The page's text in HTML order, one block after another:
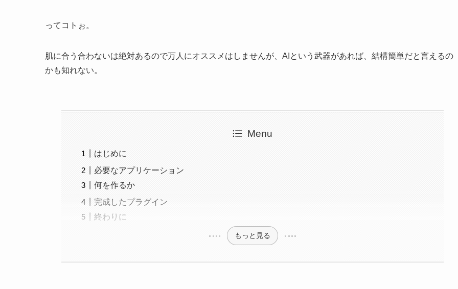
ってコトぉ。
肌に合う合わないは絶対あるので万人にオススメはしませんが、AIという武器があれば、結構簡単だと言えるの
かも知れない。
Menu
はじめに
必要なアプリケーション
何を作るか
完成したプラグイン
終わりに
もっと見る